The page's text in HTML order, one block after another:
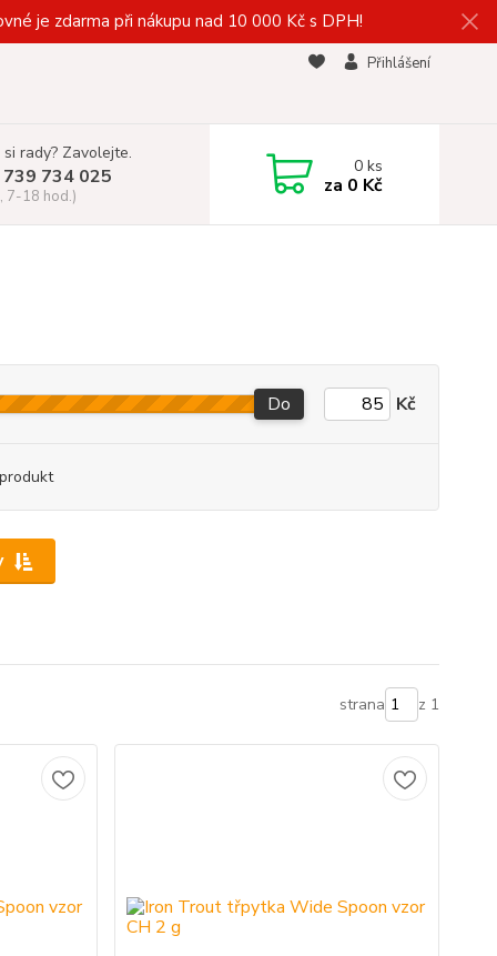
je zdarma při nákupu nad 10 000 Kč s DPH!
Přihlášení
rady? Zavolejte.
734 025
7-18 hod.)
0ks
za 0 Kč
Do Kč
strana z 1